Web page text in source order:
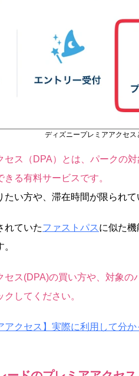
ディズニープレミアアクセス
セス（DPA）とは、パークの
る有料サービスです。
たい方や、滞在時間が限られ
れていたファストパス に似た
セス(DPA)の買い方や、対象の
してください。
アクセス】実際に利用して分